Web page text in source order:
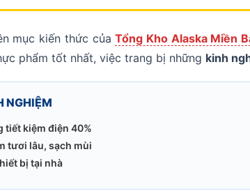
mục kiến thức củaTổng Kho Alaska Miền
phẩm tốt nhất, việc trang bị những kinh
NGHIỆM
tiết kiệm điện 40%
tươi lâu, sạch mùi
bị tại nhà